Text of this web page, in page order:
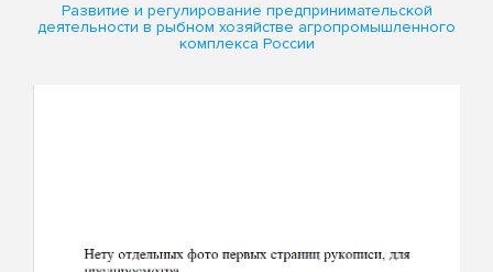
Развитие и регулирование предпринимательской
деятельности в рыбном хозяйстве агропромышленного
комплекса России